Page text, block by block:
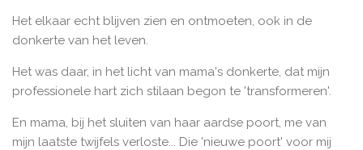
Het elkaar echt blijven zien en ontmoeten, ook in de
donkerte van het leven.
Het was daar, in het licht van mama's donkerte, dat mijn
professionele hart zich stilaan begon te 'transformeren'.
En mama, bij het sluiten van haar aardse poort, me van
mijn laatste twijfels verloste... Die 'nieuwe poort' voor mij